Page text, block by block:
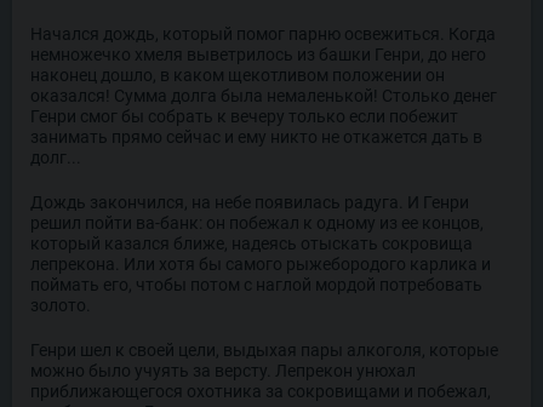
Начался дождь, который помог парню освежиться. Когда
немножечко хмеля выветрилось из башки Генри, до него
наконец дошло, в каком щекотливом положении он
оказался! Сумма долга была немаленькой! Столько денег
Генри смог бы собрать к вечеру только если побежит
занимать прямо сейчас и ему никто не откажется дать в
долг...
Дождь закончился, на небе появилась радуга. И Генри
решил пойти ва-банк: он побежал к одному из ее концов,
который казался ближе, надеясь отыскать сокровища
лепрекона. Или хотя бы самого рыжебородого карлика и
поймать его, чтобы потом с наглой мордой потребовать
золото.
Генри шел к своей цели, выдыхая пары алкоголя, которые
можно было учуять за версту. Лепрекон унюхал
приближающегося охотника за сокровищами и побежал,